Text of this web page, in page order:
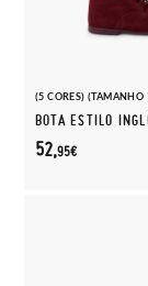
(5 CORES) (TAMANHO
BOTA ESTILO
52,95€